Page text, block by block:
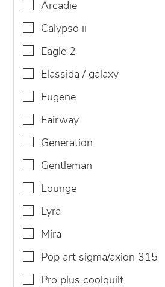
arcadie
calypso ii
eagle 2
elassida / galaxy
eugene
fairway
generation
gentleman
lounge
lyra
mira
pop art sigma/axion 315
pro plus coolquilt